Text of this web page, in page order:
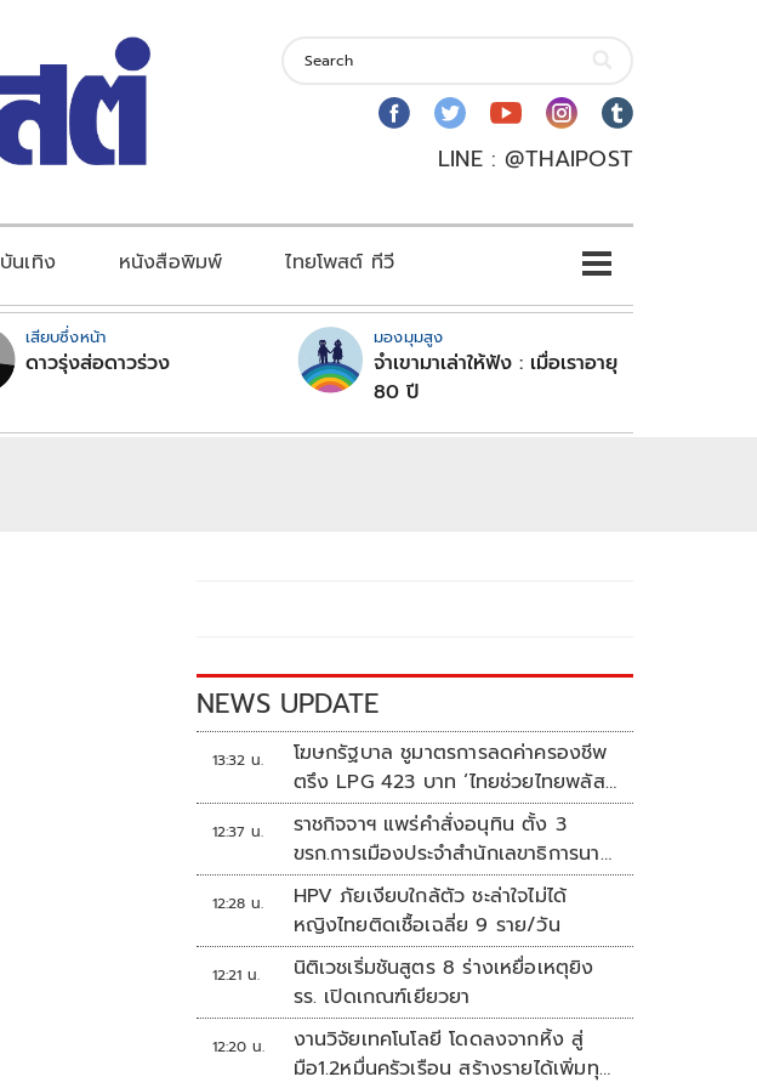
LINE : @THAIPOST
บันเทิง หนังสือพิมพ์ ไทยโพสต์ ทีวี
เสียบซึ่งหน้า
ดาวรุ่งส่อดาวร่วง
มองมุมสูง
จำเขามาเล่าให้ฟัง : เมื่อเราอายุ
80 ปี
NEWS UPDATE
13:32 น.
โฆษกรัฐบาล ชูมาตรการลดค่าครองชีพ
ตรึง LPG 423 บาท ‘ไทยช่วยไทยพลัส’
ดันเงินหมุนแสนล้าน
12:37 น.
ราชกิจจาฯ แพร่คำสั่งอนุทิน ตั้ง 3
ขรก.การเมืองประจำสำนักเลขาธิการนา
ยกฯ
12:28 น.
HPV ภัยเงียบใกล้ตัว ชะล่าใจไม่ได้
หญิงไทยติดเชื้อเฉลี่ย 9 ราย/วัน
12:21 น.
นิติเวชเริ่มชันสูตร 8 ร่างเหยื่อเหตุยิง
รร. เปิดเกณฑ์เยียวยา
12:20 น.
งานวิจัยเทคโนโลยี โดดลงจากหิ้ง สู่
มือ1.2หมื่นครัวเรือน สร้างรายได้เพิ่มทุก